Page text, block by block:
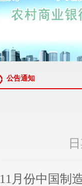
公告通知
11月份中国制